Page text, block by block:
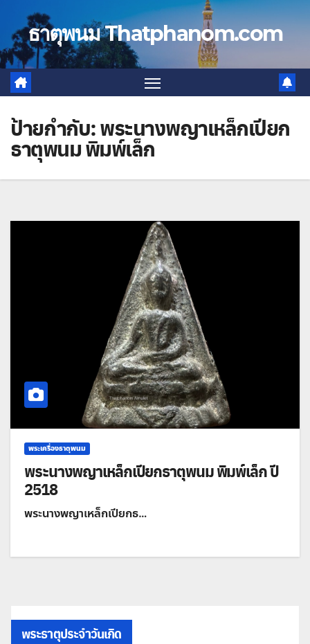
contentธาตุพนม Thatphanom.com
ป้ายกำกับ:พระนางพญาเหล็กเปียก
ธาตุพนม พิมพ์เล็ก
พระเครื่องธาตุพนม
พระนางพญาเหล็กเปียกธาตุพนม พิมพ์เล็ก ปี
2518
พระนางพญาเหล็กเปียกธ…
พระธาตุประจำวันเกิด